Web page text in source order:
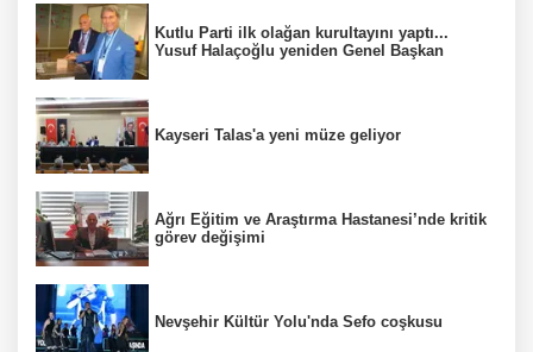
Kutlu Parti ilk olağan kurultayını yaptı...
Yusuf Halaçoğlu yeniden Genel Başkan
Kayseri Talas'a yeni müze geliyor
Ağrı Eğitim ve Araştırma Hastanesi’nde kritik
görev değişimi
Nevşehir Kültür Yolu'nda Sefo coşkusu